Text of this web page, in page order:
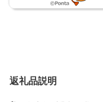
返礼品説明